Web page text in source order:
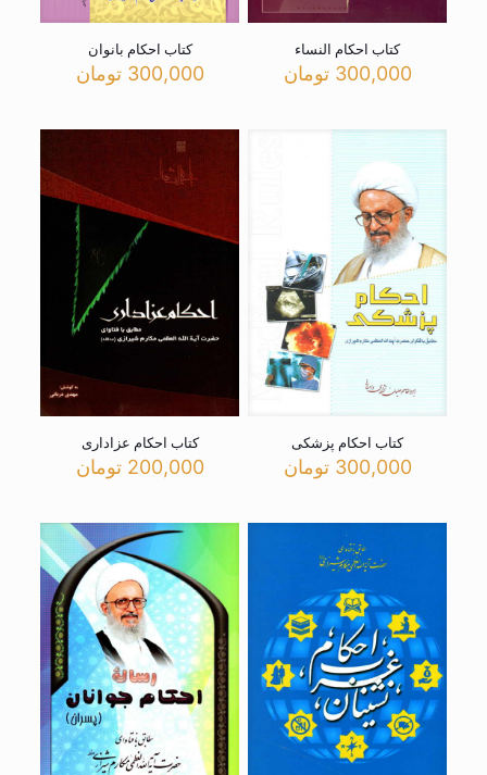
کتاب احکام النساء
300,000 تومان
کتاب احکام بانوان
300,000 تومان
کتاب احکام پزشکی
300,000 تومان
کتاب احکام عزاداری
200,000 تومان